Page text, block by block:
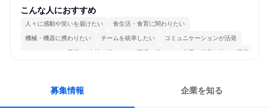
こんな人におすすめ
人々に感動や笑いを届けたい 食生活・食育に関わりたい
機械・機器に携わりたい チームを統率したい コミュニケーションが活発
チームワークを重視 女性が働きやすい環境で働ける 若手が裁量を持てる環境
募集情報 企業を知る